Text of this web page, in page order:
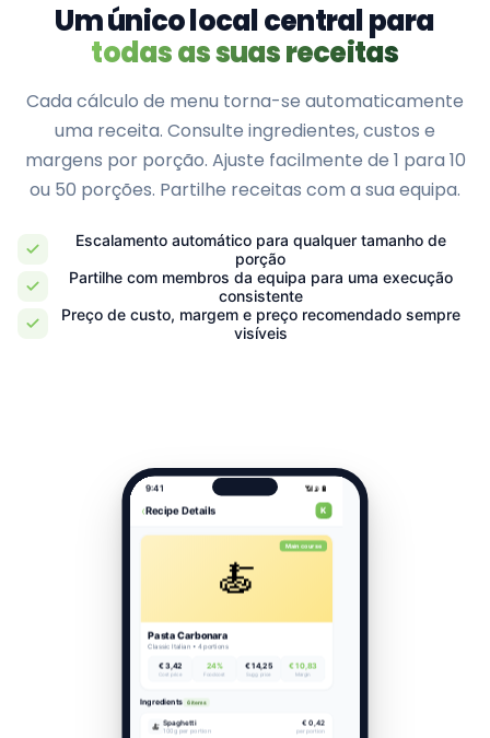
Um único local central para
todas as suas receitas
Cada cálculo de menu torna-se automaticamente
uma receita. Consulte ingredientes, custos e
margens por porção. Ajuste facilmente de 1 para 10
ou 50 porções. Partilhe receitas com a sua equipa.
Escalamento automático para qualquer tamanho de
porção
Partilhe com membros da equipa para uma execução
consistente
Preço de custo, margem e preço recomendado sempre
visíveis